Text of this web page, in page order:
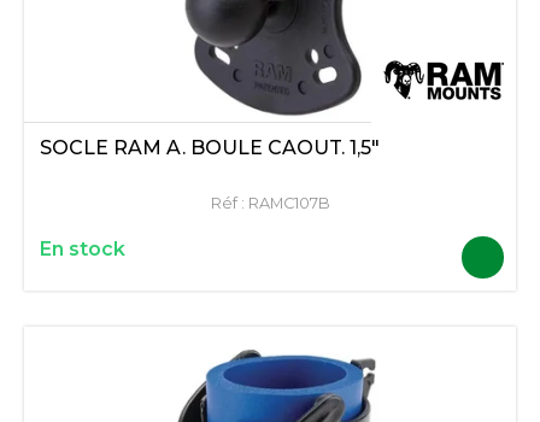
SOCLE RAM A. BOULE CAOUT. 1,5"
Réf : RAMC107B
En stock